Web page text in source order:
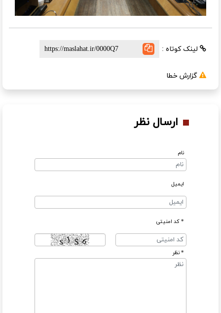
لینک کوتاه :
گزارش خطا
ارسال نظر
نام
ایمیل
* کد امنیتی
* نظر